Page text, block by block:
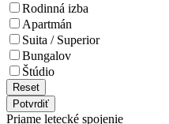
Rodinná izba
Apartmán
Suita / Superior
Bungalov
Štúdio
Reset
Potvrdiť
Priame letecké spojenie